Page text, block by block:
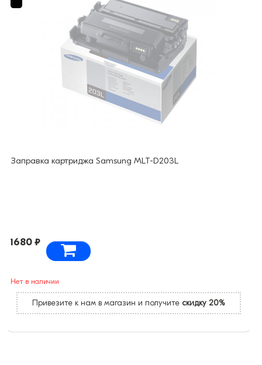
Заправка картриджа Samsung MLT-D203L
1680 ₽
Нет в наличии
Привезите к нам в магазин и получите скидку 20%